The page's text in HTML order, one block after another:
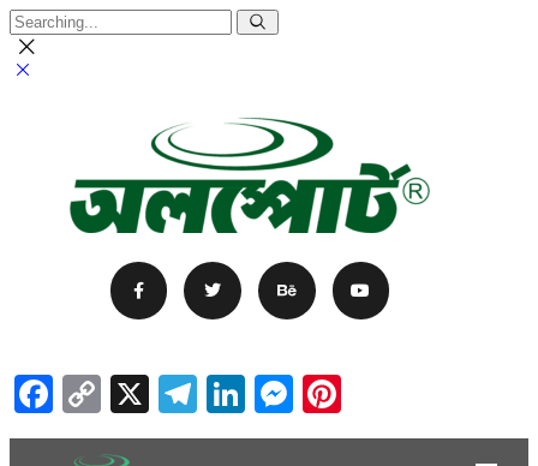
Facebook
Copy
Link
X Telegram
LinkedIn
Messenger